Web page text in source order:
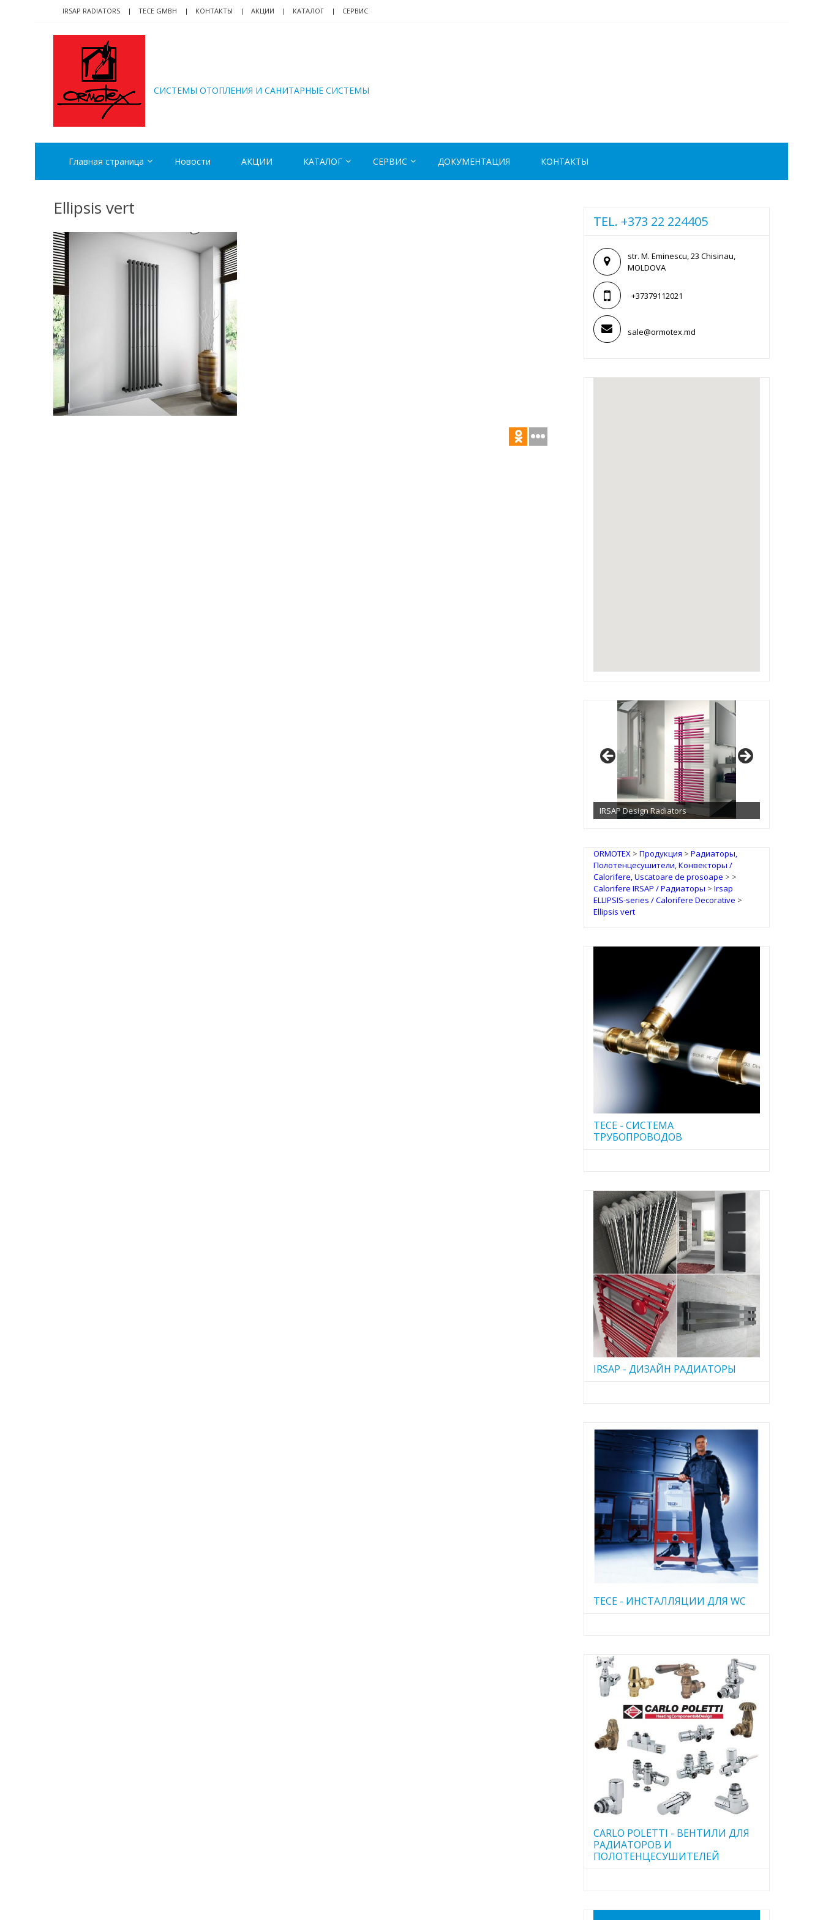
navigation
content
IRSAP RADIATORS TECE GMBH КОНТАКТЫ АКЦИИ КАТАЛОГ СЕРВИС
CИСТЕМЫ ОТОПЛЕНИЯ И САНИТАРНЫЕ СИСТЕМЫ
Главная страница Новости АКЦИИ КАТАЛОГ СЕРВИС ДОКУМЕНТАЦИЯ КОНТАКТЫ
Ellipsis vert
TEL. +373 22 224405
str. M. Eminescu, 23 Chisinau,
MOLDOVA
+37379112021
sale@ormotex.md
IRSAP Design Radiators
ORMOTEX> Продукция > Радиаторы,
Полотенцесушители, Конвекторы /
Calorifere, Uscatoare de prosoape > >
Calorifere IRSAP / Радиаторы > Irsap
ELLIPSIS-series / Calorifere Decorative >
Ellipsis vert
TECE - CИСТЕМА
ТРУБОПРОВОДОВ
IRSAP - ДИЗАЙН РАДИАТОРЫ
TECE - ИНСТАЛЛЯЦИИ ДЛЯ WC
CARLO POLETTI - ВЕНТИЛИ ДЛЯ
РАДИАТОРОВ И
ПОЛОТЕНЦЕСУШИТЕЛЕЙ